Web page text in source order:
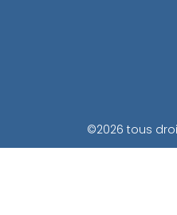
©2026 tous